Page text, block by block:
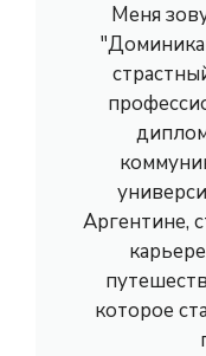
Меня
Аргентине,
которое